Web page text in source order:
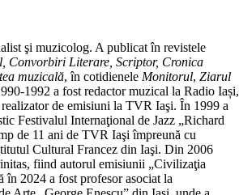
şi muzicolog. A publicat în revistele
Convorbiri Literare, Scriptor, Cronica
muzicală, în cotidienele Monitorul,Ziarul
1992 a fost redactor muzical la Radio Iași,
de emisiuni la TVR Iaşi. În 1999 a
Festivalul Internaţional de Jazz „Richard
de 11 ani de TVR Iaşi împreună cu
Cultural Francez din Iaşi. Din 2006
fiind autorul emisiunii „Civilizaţia
2024 a fost profesor asociat la